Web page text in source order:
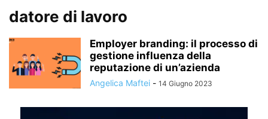
datore di lavoro
Employer branding: il processo di
gestione influenza della
reputazione di un’azienda
Angelica Maftei - 14 Giugno 2023